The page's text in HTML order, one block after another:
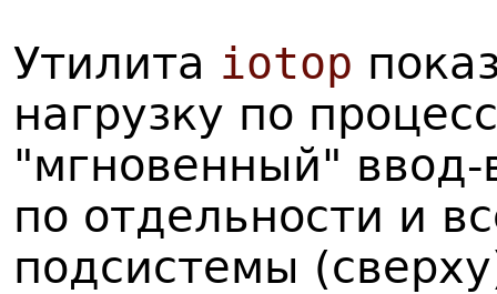
Утилита iotop
нагрузку по
"мгновенный" ввод-
по отдельности и
подсистемы